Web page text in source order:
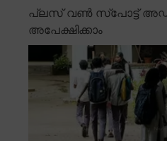
പ്ലസ് വൺ സ്പോട്ട്
അപേക്ഷിക്കാം